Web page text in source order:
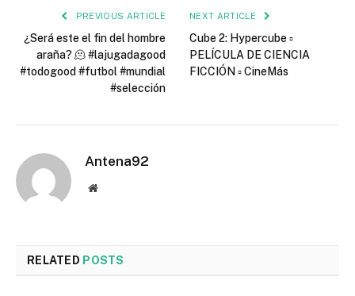
PREVIOUS ARTICLE
¿Será este el fin del hombre
araña? 🫠 #lajugadagood
#todogood #futbol #mundial
#selección
NEXT ARTICLE
Cube 2: Hypercube ▫️
PELÍCULA DE CIENCIA
FICCIÓN ▫️ CineMás
Antena92
Website
RELATED POSTS